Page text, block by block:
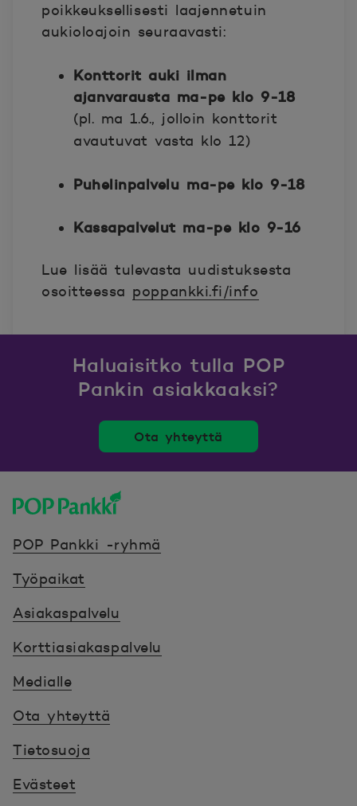
poikkeuksellisesti laajennetuin
aukioloajoin seuraavasti:
Konttorit auki ilman
ajanvarausta ma-pe klo 9-18
(pl. ma 1.6., jolloin konttorit
avautuvat vasta klo 12)
Puhelinpalvelu ma-pe klo 9-18
Kassapalvelut ma-pe klo 9-16
Lue lisää tulevasta uudistuksesta
osoitteessa poppankki.fi/info
Haluaisitko tulla POP
Pankin asiakkaaksi?
Ota yhteyttä
POP Pankki -ryhmä
Työpaikat
Asiakaspalvelu
Korttiasiakaspalvelu
Medialle
Ota yhteyttä
Tietosuoja
Evästeet